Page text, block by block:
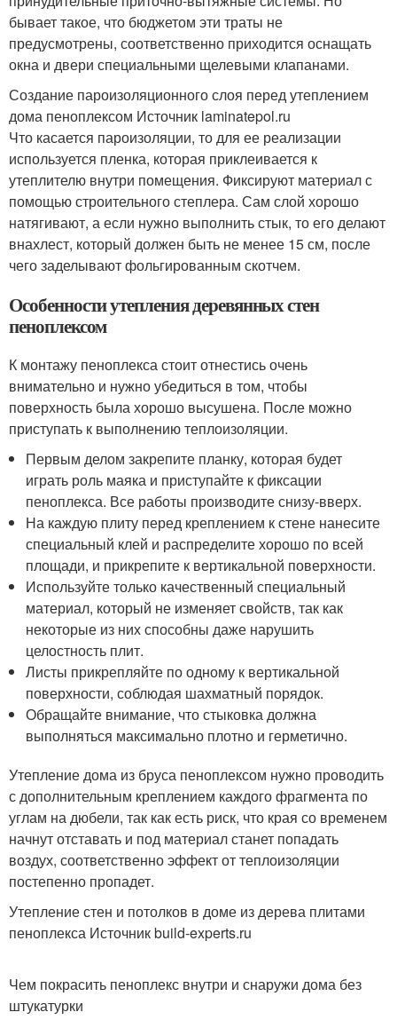
бывает такое, что бюджетом эти траты не
предусмотрены, соответственно приходится оснащать
окна и двери специальными щелевыми клапанами.
Создание пароизоляционного слоя перед утеплением
дома пеноплексом Источник laminatepol.ru
Что касается пароизоляции, то для ее реализации
используется пленка, которая приклеивается к
утеплителю внутри помещения. Фиксируют материал с
помощью строительного степлера. Сам слой хорошо
натягивают, а если нужно выполнить стык, то его делают
внахлест, который должен быть не менее 15 см, после
чего заделывают фольгированным скотчем.
Особенности утепления деревянных стен
пеноплексом
К монтажу пеноплекса стоит отнестись очень
внимательно и нужно убедиться в том, чтобы
поверхность была хорошо высушена. После можно
приступать к выполнению теплоизоляции.
Первым делом закрепите планку, которая будет
играть роль маяка и приступайте к фиксации
пеноплекса. Все работы производите снизу-вверх.
На каждую плиту перед креплением к стене нанесите
специальный клей и распределите хорошо по всей
площади, и прикрепите к вертикальной поверхности.
Используйте только качественный специальный
материал, который не изменяет свойств, так как
некоторые из них способны даже нарушить
целостность плит.
Листы прикрепляйте по одному к вертикальной
поверхности, соблюдая шахматный порядок.
Обращайте внимание, что стыковка должна
выполняться максимально плотно и герметично.
Утепление дома из бруса пеноплексом нужно проводить
с дополнительным креплением каждого фрагмента по
углам на дюбели, так как есть риск, что края со временем
начнут отставать и под материал станет попадать
воздух, соответственно эффект от теплоизоляции
постепенно пропадет.
Утепление стен и потолков в доме из дерева плитами
пеноплекса Источник build-experts.ru
Чем покрасить пеноплекс внутри и снаружи дома без
штукатурки